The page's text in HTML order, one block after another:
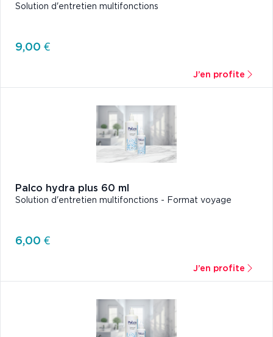
Solution d'entretien multifonctions
9,00 €
J’en profite
Palco hydra plus 60 ml
Solution d'entretien multifonctions - Format voyage
6,00 €
J’en profite